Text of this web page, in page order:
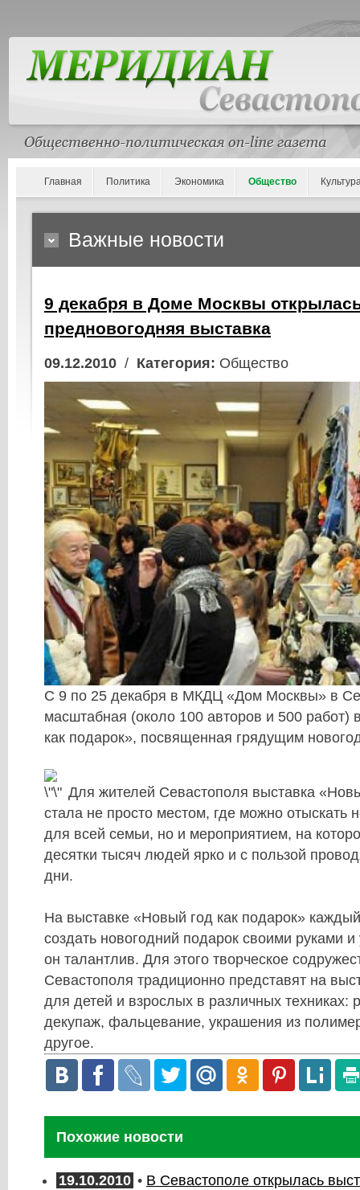
Главная Политика Экономика Общество
Важные новости
9 декабря в Доме Москвы
предновогодняя выставка
09.12.2010 / Категория: Общество
С 9 по 25 декабря в МКДЦ «Дом Москвы» в
масштабная (около 100 авторов и 500 работ)
как подарок», посвященная грядущим
Для жителей Севастополя выставка
стала не просто местом, где можно отыскать
для всей семьи, но и мероприятием, на
десятки тысяч людей ярко и с пользой
дни.
На выставке «Новый год как подарок»
создать новогодний подарок своими руками и
он талантлив. Для этого творческое
Севастополя традиционно представят на
для детей и взрослых в различных техниках:
декупаж, фальцевание, украшения из
другое.
Похожие новости
19.10.2010 • В Севастополе открылась